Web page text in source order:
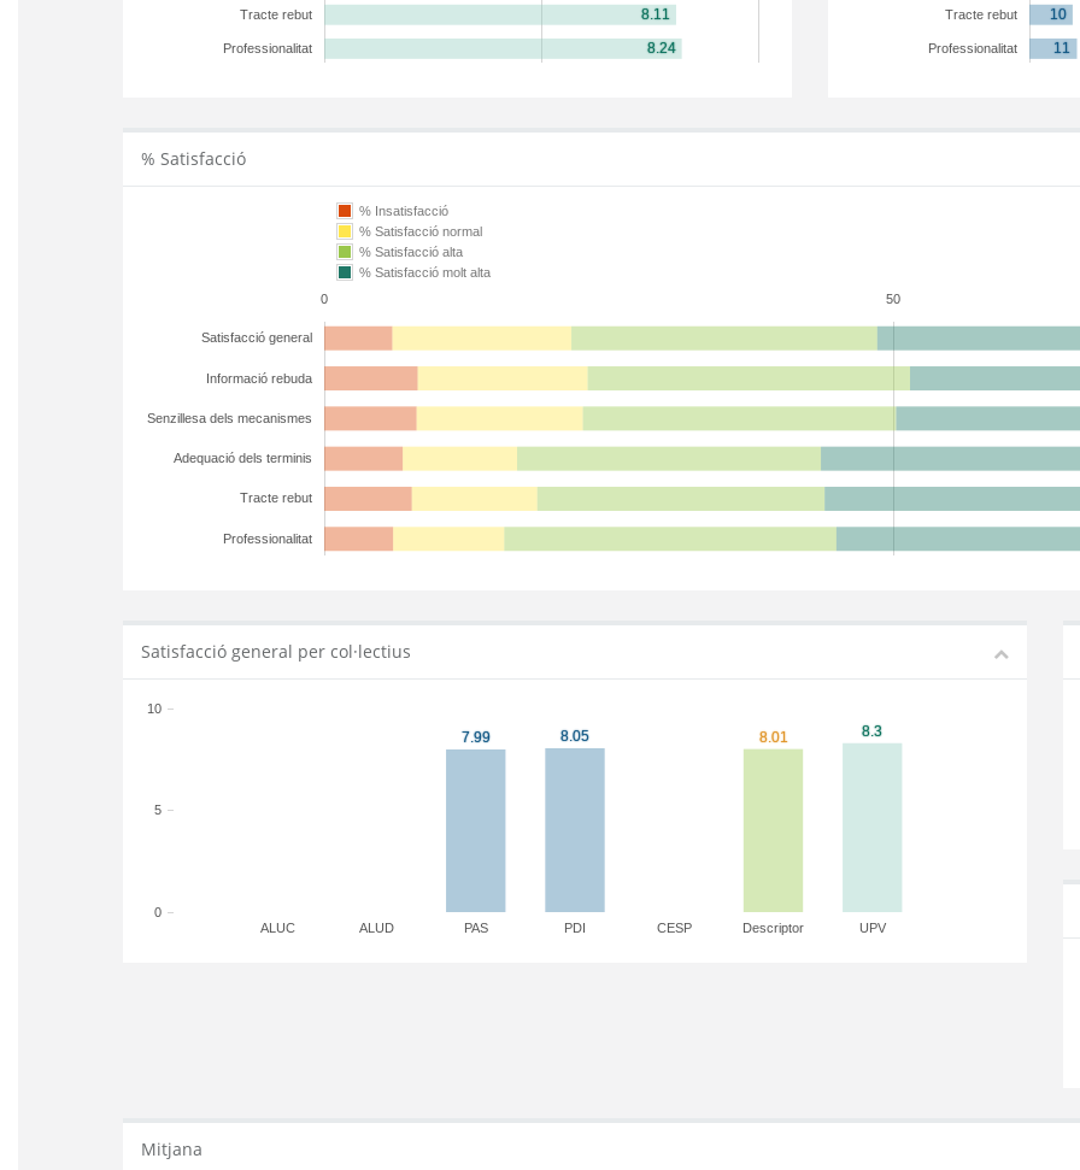
Tracte rebut
Professionalitat
Tracte rebut
Professionalitat
% Satisfacció
0 50
Satisfacció general
Informació rebuda
Senzillesa dels mecanismes
Adequació dels terminis
Tracte rebut
Professionalitat
% Insatisfacció
% Satisfacció normal
% Satisfacció alta
% Satisfacció molt alta
Satisfacció general per col·lectius
ALUC ALUD PAS PDI CESP Descriptor UPV
0
5
10
Mitjana